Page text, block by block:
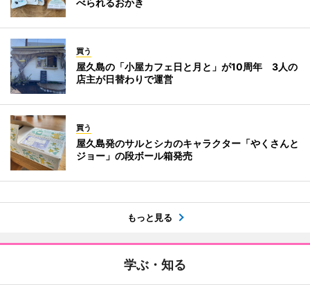
べられるおかき
買う
屋久島の「小屋カフェ日と月と」が10周年 3人の
店主が日替わりで運営
買う
屋久島発のサルとシカのキャラクター「やくさんと
ジョー」の段ボール箱発売
もっと見る
学ぶ・知る